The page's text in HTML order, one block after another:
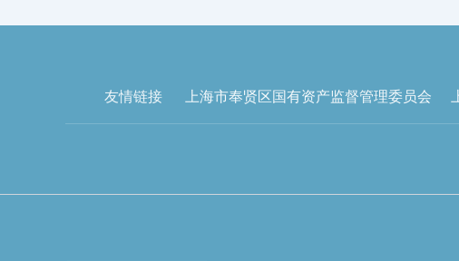
友情链接 上海市奉贤区国有资产监督管理委员会